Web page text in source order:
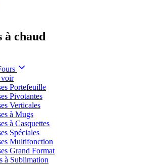
à chaud
Portefeuille
Pivotantes
Verticales
à Mugs
à Casquettes
Spéciales
Multifonction
Grand Format
à Sublimation